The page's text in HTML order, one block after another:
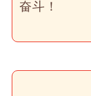
奋斗！